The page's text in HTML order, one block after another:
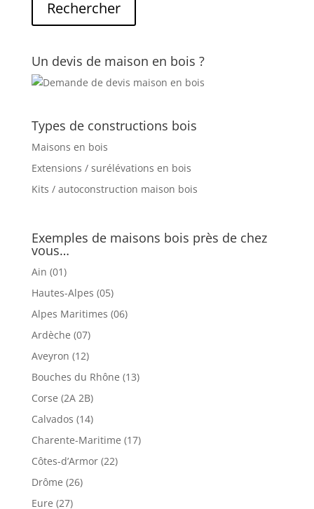
Un devis de maison en bois ?
Types de constructions bois
Maisons en bois
Extensions / surélévations en bois
Kits / autoconstruction maison bois
Exemples de maisons bois près de chez
vous…
Ain (01)
Hautes-Alpes (05)
Alpes Maritimes (06)
Ardèche (07)
Aveyron (12)
Bouches du Rhône (13)
Corse (2A 2B)
Calvados (14)
Charente-Maritime (17)
Côtes-d’Armor (22)
Drôme (26)
Eure (27)